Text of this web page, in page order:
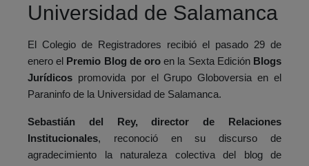
Universidad de Salamanca
El Colegio de Registradores recibió el pasado 29 de
enero el
Premio Blog de oro en la Sexta Edición Blogs
Jurídicos promovida por el Grupo Globoversia en el
Paraninfo de la Universidad de Salamanca.
Sebastián del Rey, director de Relaciones
Institucionales, reconoció en su discurso de
agradecimiento la naturaleza colectiva del blog de